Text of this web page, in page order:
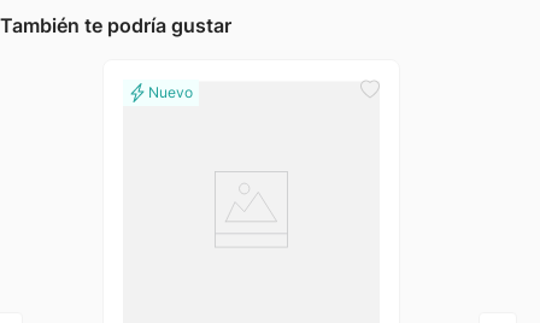
También te podría gustar